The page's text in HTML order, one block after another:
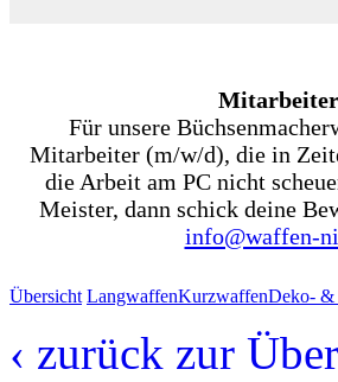
Mitarbeiter
Für unsere
Mitarbeiter (m/w/d), die in
die Arbeit am PC nicht
Meister, dann schick deine
info@waffen-
Übersicht LangwaffenKurzwaffenDeko- &
‹ zurück zur